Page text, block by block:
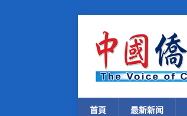
首頁 最新新闻